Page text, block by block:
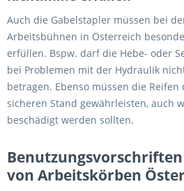
Auch die Gabelstapler müssen bei
Arbeitsbühnen in Österreich
erfüllen. Bspw. darf die Hebe- oder
bei Problemen mit der Hydraulik
betragen. Ebenso müssen die Reifen
sicheren Stand gewährleisten, auch
beschädigt werden sollten.
von Arbeitskörben